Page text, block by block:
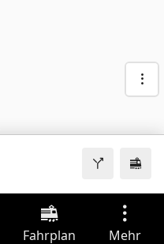
Fahrplan Mehr